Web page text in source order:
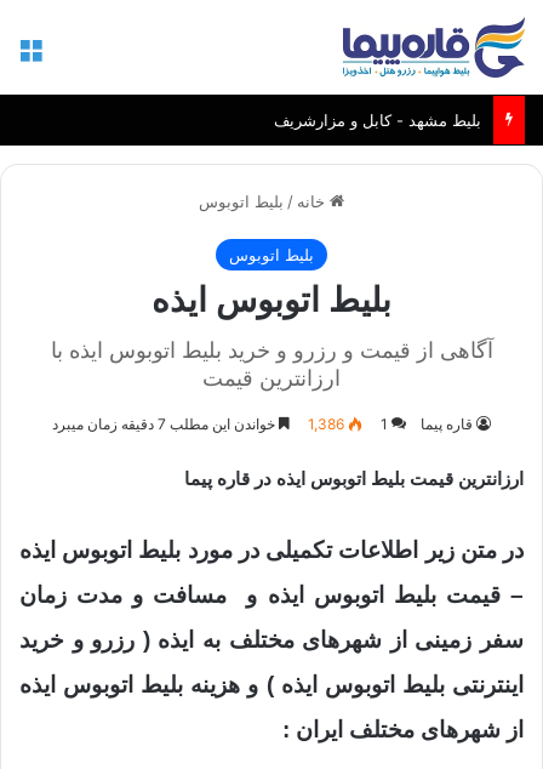
فروش ویژه بلیط پروازهای افغانستان
خانه / بلیط اتوبوس
بلیط اتوبوس
بلیط اتوبوس ایذه
آگاهی از قیمت و رزرو و خرید بلیط اتوبوس ایذه با
ارزانترین قیمت
قاره پیما 1
1,386 خواندن این مطلب 7 دقیقه زمان میبرد
ارزانترین قیمت بلیط اتوبوس ایذه در قاره پیما
در متن زیر اطلاعات تکمیلی در مورد بلیط اتوبوس ایذه
– قیمت بلیط اتوبوس
ایذه و مسافت و مدت زمان
سفر زمینی از شهرهای مختلف به
ایذه( رزرو و خرید
اینترنتی بلیط اتوبوس ایذه) و هزینه بلیط اتوبوس ایذه
از شهرهای مختلف ایران :